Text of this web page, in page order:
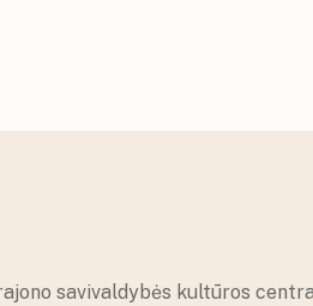
savivaldybės kultūros